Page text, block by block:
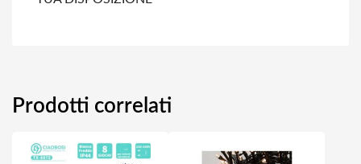
Prodotti correlati